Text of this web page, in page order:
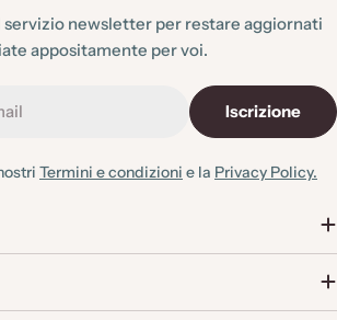
newsletter per restare aggiornati
appositamente per voi.
Iscrizione
Termini e condizioni e la Privacy Policy.